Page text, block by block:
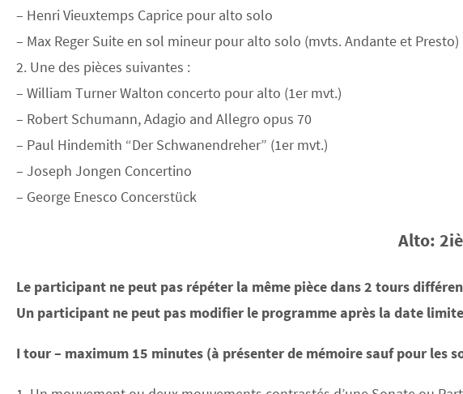
– Henri Vieuxtemps Caprice pour alto solo
– Max Reger Suite en sol mineur pour alto solo (mvts. Andante et Presto)
2. Une des pièces suivantes :
– William Turner Walton concerto pour alto (1er mvt.)
– Robert Schumann, Adagio and Allegro opus 70
– Paul Hindemith “Der Schwanendreher” (1er mvt.)
– Joseph Jongen Concertino
– George Enesco Concerstück
Alto:
Le participant ne peut pas répéter la même pièce dans 2 tours
Un participant ne peut pas modifier le programme après la date limite
I tour – maximum 15 minutes (à présenter de mémoire sauf pour les